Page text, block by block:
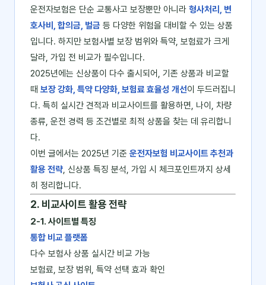
운전자보험은 단순 교통사고 보장뿐만 아니라 형사처리, 변
호사비, 합의금, 벌금 등 다양한 위험을 대비할 수 있는 상품
입니다. 하지만 보험사별 보장 범위와 특약, 보험료가 크게
달라, 가입 전 비교가 필수입니다.
2025년에는 신상품이 다수 출시되어, 기존 상품과 비교할
때 보장 강화, 특약 다양화, 보험료 효율성 개선이 두드러집니
다. 특히 실시간 견적과 비교사이트를 활용하면, 나이, 차량
종류, 운전 경력 등 조건별로 최적 상품을 찾는 데 유리합니
다.
이번 글에서는 2025년 기준 운전자보험 비교사이트 추천과
활용 전략, 신상품 특징 분석, 가입 시 체크포인트까지 상세
히 정리합니다.
2. 비교사이트 활용 전략
2-1. 사이트별 특징
통합 비교 플랫폼
다수 보험사 상품 실시간 비교 가능
보험료, 보장 범위, 특약 선택 효과 확인